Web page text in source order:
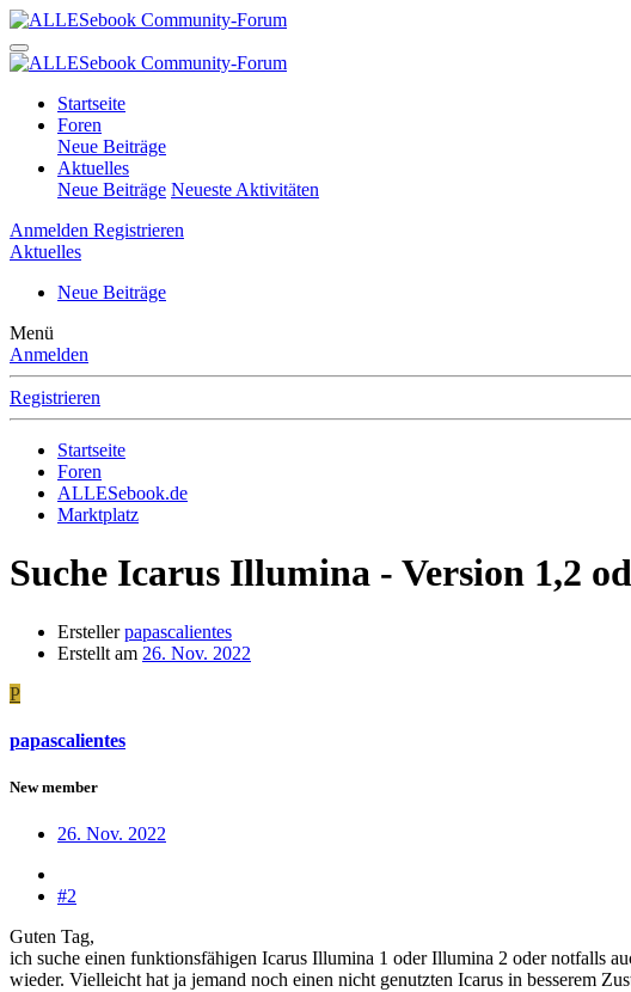
Startseite
Foren
Neue Beiträge
Aktuelles
Neue Beiträge Neueste Aktivitäten
Anmelden Registrieren
Aktuelles
Neue Beiträge
Menü
Anmelden
Registrieren
Startseite
Foren
ALLESebook.de
Marktplatz
Suche Icarus Illumina - Version 1,2
Ersteller papascalientes
Erstellt am 26. Nov. 2022
P
papascalientes
New member
26. Nov. 2022
#2
Guten Tag,
ich suche einen funktionsfähigen Icarus Illumina 1 oder Illumina 2 oder notfalls
wieder. Vielleicht hat ja jemand noch einen nicht genutzten Icarus in besserem